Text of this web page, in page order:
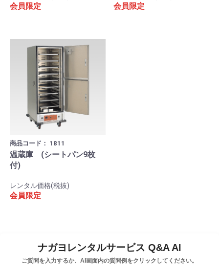
会員限定 会員限定
商品コード： 1811
温蔵庫 (シートパン9枚
付)
レンタル価格(税抜)
会員限定
ナガヨレンタルサービス Q&A AI
ご質問を入力するか、AI画面内の質問例をクリックしてください。